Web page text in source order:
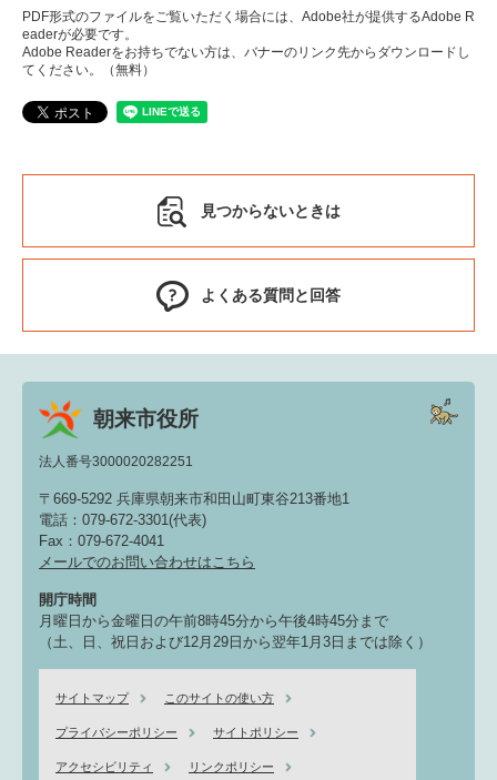
PDF形式のファイルをご覧いただく場合には、Adobe社が提供するAdobe R
eaderが必要です。
Adobe Readerをお持ちでない方は、バナーのリンク先からダウンロードし
てください。（無料）
見つからないときは
よくある質問と回答
朝来市役所
法人番号3000020282251
〒669-5292 兵庫県朝来市和田山町東谷213番地1
電話：079-672-3301(代表)
Fax：079-672-4041
メールでのお問い合わせはこちら
開庁時間
月曜日から金曜日の午前8時45分から午後4時45分まで
（土、日、祝日および12月29日から翌年1月3日までは除く）
サイトマップ このサイトの使い方
プライバシーポリシー サイトポリシー
アクセシビリティ リンクポリシー